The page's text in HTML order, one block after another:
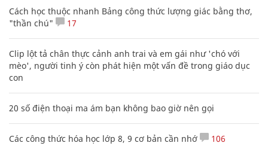
Cách học thuộc nhanh Bảng công thức lượng giác bằng thơ,
"thần chú"
17
Clip lột tả chân thực cảnh anh trai và em gái như 'chó với
mèo', người tinh ý còn phát hiện một vấn đề trong giáo dục
con
20 số điện thoại ma ám bạn không bao giờ nên gọi
Các công thức hóa học lớp 8, 9 cơ bản cần nhớ 106